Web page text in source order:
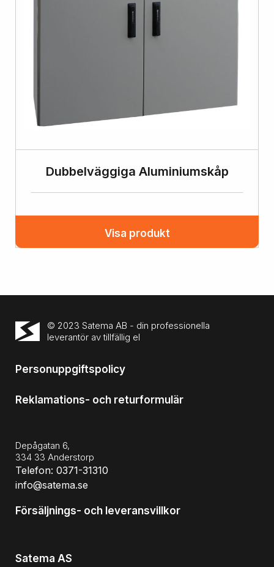
Dubbelväggiga Aluminiumskåp
Visa produkt
© 2023 Satema AB - din professionella
leverantör av tillfällig el
Personuppgiftspolicy
Reklamations- och returformulär
Depågatan 6,
334 33 Anderstorp
Telefon: 0371-31310
info@satema.se
Försäljnings- och leveransvillkor
Satema AS